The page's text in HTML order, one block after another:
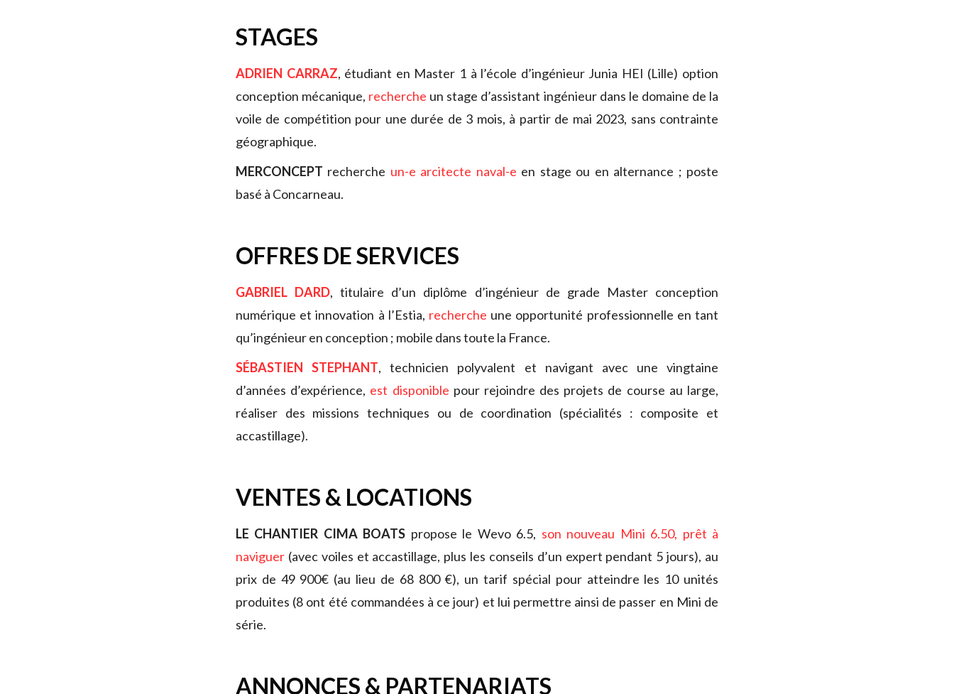
STAGES
ADRIEN CARRAZ, étudiant en Master 1 à l’école d’ingénieur Junia HEI (Lille) option
conception mécanique, recherche un stage d’assistant ingénieur dans le domaine de la
voile de compétition pour une durée de 3 mois, à partir de mai 2023, sans contrainte
géographique.
MERCONCEPT recherche un-e arcitecte naval-e en stage ou en alternance ; poste
basé à Concarneau.
OFFRES DE SERVICES
GABRIEL DARD, titulaire d’un diplôme d’ingénieur de grade Master conception
numérique et innovation à l’Estia, recherche une opportunité professionnelle en tant
qu’ingénieur en conception ; mobile dans toute la France.
SÉBASTIEN STEPHANT, technicien polyvalent et navigant avec une vingtaine
d’années d’expérience, est disponible pour rejoindre des projets de course au large,
réaliser des missions techniques ou de coordination (spécialités : composite et
accastillage).
VENTES & LOCATIONS
LE CHANTIER CIMA BOATS propose le Wevo 6.5, son nouveau Mini 6.50, prêt à
naviguer (avec voiles et accastillage, plus les conseils d’un expert pendant 5 jours), au
prix de 49 900€ (au lieu de 68 800 €), un tarif spécial pour atteindre les 10 unités
produites (8 ont été commandées à ce jour) et lui permettre ainsi de passer en Mini de
série.
ANNONCES & PARTENARIATS